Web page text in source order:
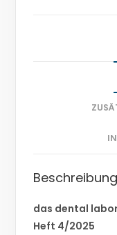
Beschreibung
das dental
Heft 4/2025